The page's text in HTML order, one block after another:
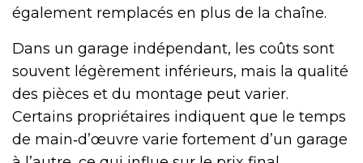
également remplacés en plus de la chaîne.
Dans un garage indépendant, les coûts sont
souvent légèrement inférieurs, mais la qualité
des pièces et du montage peut varier.
Certains propriétaires indiquent que le temps
de main‑d’œuvre varie fortement d’un garage